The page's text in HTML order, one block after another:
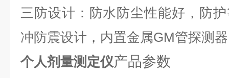
三防设计：防水防尘性能好，防
冲防震设计，内置金属GM管探测
个人剂量测定仪产品参数